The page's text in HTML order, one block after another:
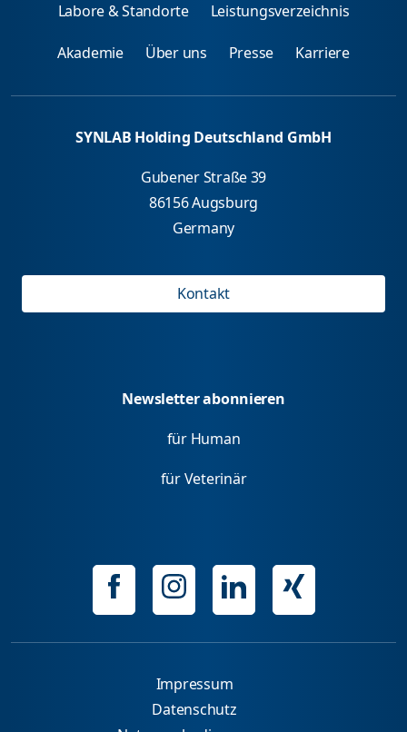
Labore & Standorte Leistungsverzeichnis
Akademie Über uns Presse Karriere
SYNLAB Holding Deutschland GmbH
Gubener Straße 39
86156 Augsburg
Germany
Kontakt
Newsletter abonnieren
für Human
für Veterinär
Impressum
Datenschutz